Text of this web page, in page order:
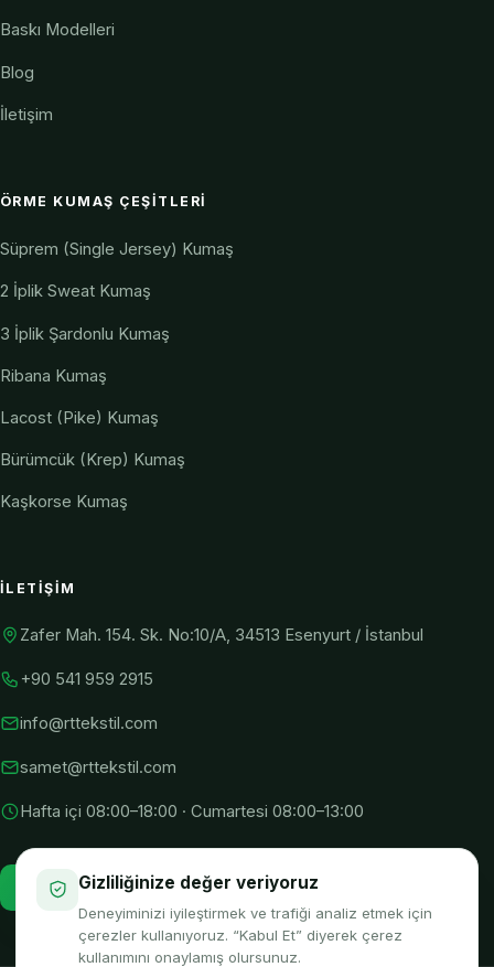
Baskı Modelleri
Blog
İletişim
ÖRME KUMAŞ ÇEŞITLERI
Süprem (Single Jersey) Kumaş
2 İplik Sweat Kumaş
3 İplik Şardonlu Kumaş
Ribana Kumaş
Lacost (Pike) Kumaş
Bürümcük (Krep) Kumaş
Kaşkorse Kumaş
İLETIŞIM
Zafer Mah. 154. Sk. No:10/A, 34513 Esenyurt / İstanbul
+90 541 959 2915
info@rttekstil.com
samet@rttekstil.com
Hafta içi 08:00–18:00 · Cumartesi 08:00–13:00
WhatsAppGizliliğinize değer veriyoruz
Deneyiminizi iyileştirmek ve trafiği analiz etmek için
çerezler kullanıyoruz. “Kabul Et” diyerek çerez
kullanımını onaylamış olursunuz.